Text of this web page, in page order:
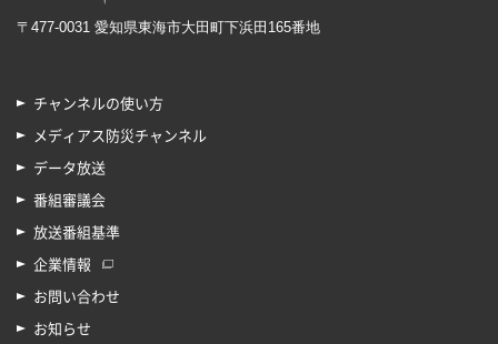
〒477-0031 愛知県東海市大田町下浜田165番地
チャンネルの使い方
メディアス防災チャンネル
データ放送
番組審議会
放送番組基準
企業情報
お問い合わせ
お知らせ